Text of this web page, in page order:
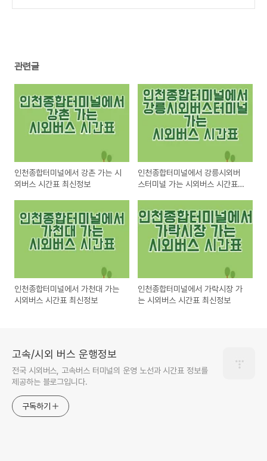
관련글
인천종합터미널에서 강촌 가는 시
외버스 시간표 최신정보
인천종합터미널에서 강릉시외버
스터미널 가는 시외버스 시간표
인천종합터미널에서 가천대 가는
시외버스 시간표 최신정보
인천종합터미널에서 가락시장 가
는 시외버스 시간표 최신정보
고속/시외 버스 운행정보
전국 시외버스, 고속버스 터미널의 운영 노선과 시간표 정보를
제공하는 블로그입니다.
구독하기